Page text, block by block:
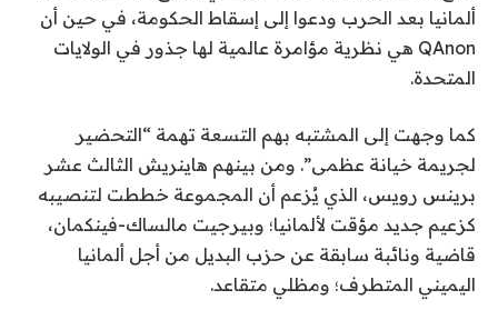
ألمانيا بعد الحرب ودعوا إلى إسقاط الحكومة، في حين أن
QAnon هي نظرية مؤامرة عالمية لها جذور في الولايات
المتحدة.
كما وجهت إلى المشتبه بهم التسعة تهمة “التحضير
لجريمة خيانة عظمى”. ومن بينهم هاينريش الثالث عشر
برينس رويس، الذي يُزعم أن المجموعة خططت لتنصيبه
كزعيم جديد مؤقت لألمانيا؛ وبيرجيت مالساك-فينكمان،
قاضية ونائبة سابقة عن حزب البديل من أجل ألمانيا
اليميني المتطرف؛ ومظلي متقاعد.